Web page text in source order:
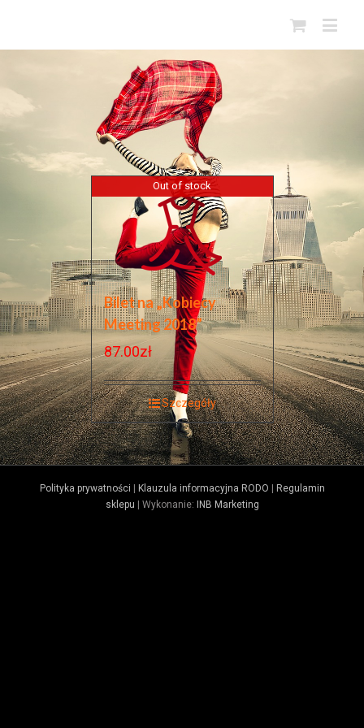
Out of stock
Bilet na „Kobiecy
Meeting 2018”
87.00zł
Szczegóły
Polityka prywatności Klauzula informacyjna RODO
Regulamin
sklepu | Wykonanie: INB Marketing